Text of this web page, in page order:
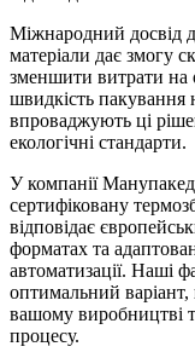
Міжнародний досвід
матеріали дає змогу
зменшити витрати на
швидкість пакування
впроваджують ці
екологічні стандарти.
У компанії
сертифіковану
відповідає
форматах та
автоматизації. Наші
оптимальний варіант,
вашому виробництві
процесу.